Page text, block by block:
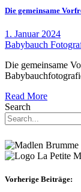
Die gemeinsame
1. Januar 2024
Babybauch
Die gemeinsame
Read More
Search
Vorherige Beiträge: